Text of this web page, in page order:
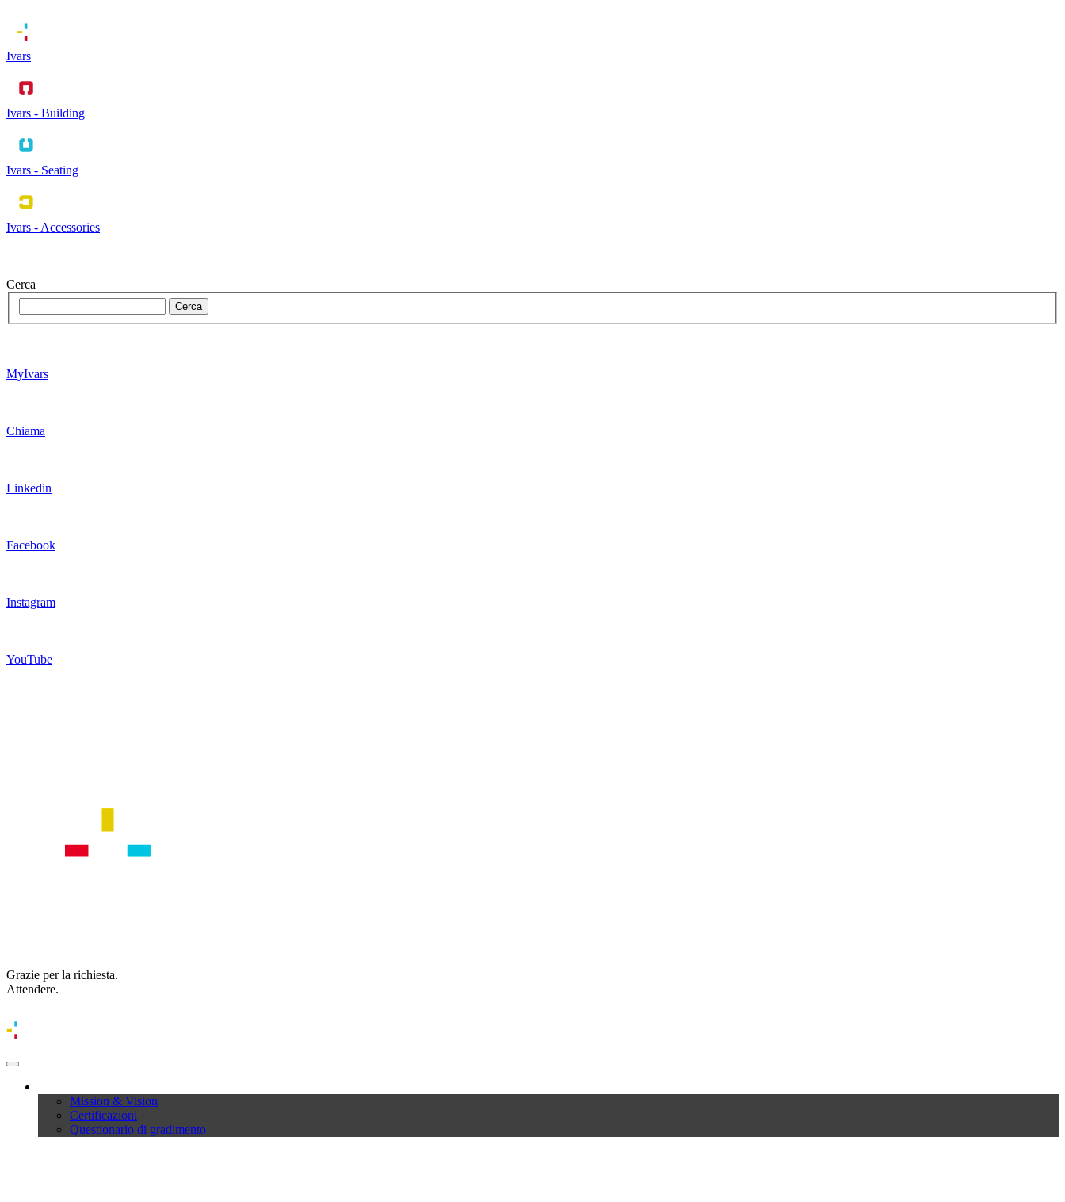
Ivars
Ivars - Building
Ivars - Seating
Ivars - Accessories
Cerca
MyIvars
Chiama
Linkedin
Facebook
Instagram
YouTube
Grazie per la richiesta.
Attendere.
Mission & Vision
Certificazioni
Questionario di gradimento